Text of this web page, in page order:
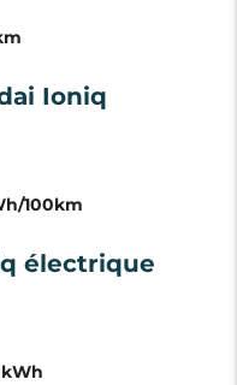
Ioniq
100km
électrique